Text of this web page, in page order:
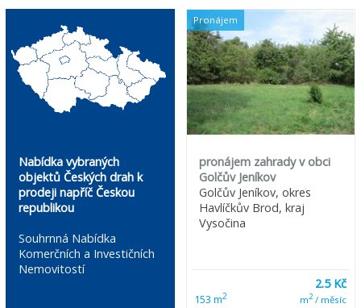
Nabídka vybraných
objektů Českých drah k
prodeji napříč Českou
republikou
Souhrnná Nabídka
Komerčních a Investičních
Nemovitostí
Pronájem
pronájem zahrady v obci
Golčův Jeníkov
Golčův Jeníkov, okres
Havlíčkův Brod, kraj
Vysočina
153 m2
2.5 Kč
m2/ měsíc